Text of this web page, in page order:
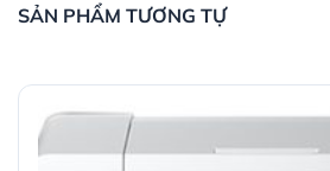
SẢN PHẨM TƯƠNG TỰ